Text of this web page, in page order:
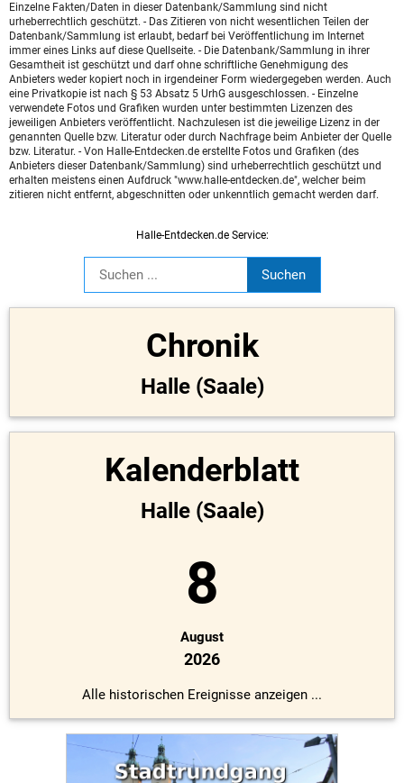
Einzelne Fakten/Daten in dieser Datenbank/Sammlung sind nicht
urheberrechtlich geschützt. - Das Zitieren von nicht wesentlichen Teilen der
Datenbank/Sammlung ist erlaubt, bedarf bei Veröffentlichung im Internet
immer eines Links auf diese Quellseite. - Die Datenbank/Sammlung in ihrer
Gesamtheit ist geschützt und darf ohne schriftliche Genehmigung des
Anbieters weder kopiert noch in irgendeiner Form wiedergegeben werden. Auch
eine Privatkopie ist nach § 53 Absatz 5 UrhG ausgeschlossen. - Einzelne
verwendete Fotos und Grafiken wurden unter bestimmten Lizenzen des
jeweiligen Anbieters veröffentlicht. Nachzulesen ist die jeweilige Lizenz in der
genannten Quelle bzw. Literatur oder durch Nachfrage beim Anbieter der Quelle
bzw. Literatur. - Von Halle-Entdecken.de erstellte Fotos und Grafiken (des
Anbieters dieser Datenbank/Sammlung) sind urheberrechtlich geschützt und
erhalten meistens einen Aufdruck "www.halle-entdecken.de", welcher beim
zitieren nicht entfernt, abgeschnitten oder unkenntlich gemacht werden darf.
Halle-Entdecken.de Service:
Chronik
Halle (Saale)
Kalenderblatt
Halle (Saale)
8
August
2026
Alle historischen Ereignisse anzeigen ...